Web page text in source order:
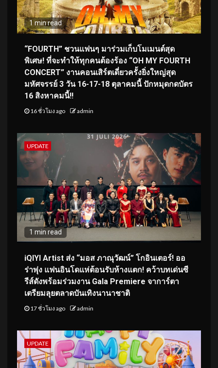
1 min read
“FOURTH” ชวนแฟนๆ มาร่วมเก็บโมเมนต์สุด
พิเศษ! ที่จะทำให้ทุกคนต้องร้อง “OH MY FOURTH
CONCERT” งานคอนเสิร์ตเดี่ยวครั้งยิ่งใหญ่สุด
มหัศจรรย์ 3 วัน 16-17-18 ตุลาคมนี้ ปักหมุดกดบัตร
16 สิงหาคมนี้!!
16 ชั่วโมง ago admin
UPDATE
1 min read
iQIYI Artist ส่ง “มอส ภาณุวัฒน์” โกอินเตอร์! ออ
ร่าพุ่ง แฟนอินโดแห่ต้อนรับห้างแตก! คว้าบทเด่นซี
รีส์ดังพร้อมร่วมงาน Gala Premiere จาการ์ตา
เตรียมลุยตลาดบันเทิงนานาชาติ
17 ชั่วโมง ago admin
UPDATE